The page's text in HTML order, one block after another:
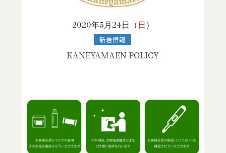
2020年5月24日（日）
新着情報
KANEYAMAEN POLICY